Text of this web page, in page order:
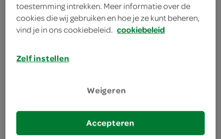
omschrijving
inhoud en gewicht
ingrediënten
ingrediënten
toestemming intrekken. Meer informatie over de
cookies die wij gebruiken en hoe je ze kunt beheren,
vind je in ons cookiebeleid. cookiebeleid
Zelf instellen
Weigeren
Accepteren